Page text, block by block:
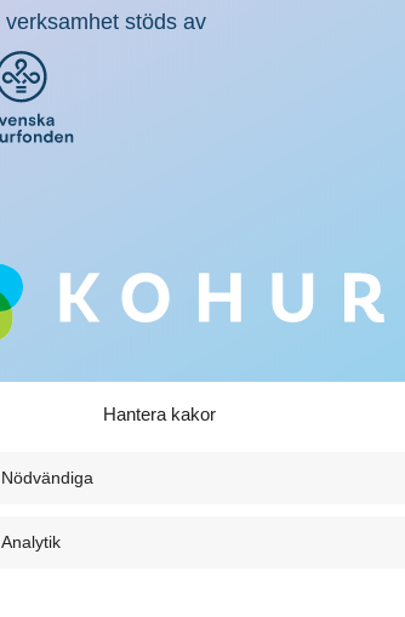
Hantera kakor
Nödvändiga
Analytik
verksamhet stöds av